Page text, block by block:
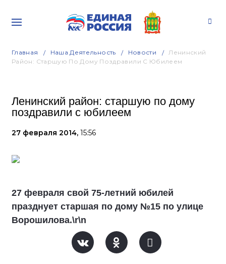
Главная Наша Деятельность Новости
Ленинский
Район: Старшую По Дому Поздравили С Юбилеем
Ленинский район: старшую по дому
поздравили с юбилеем
27 февраля 2014, 15:56
27 февраля свой 75-летний юбилей
празднует старшая по дому №15 по улице
Ворошилова.\r\n